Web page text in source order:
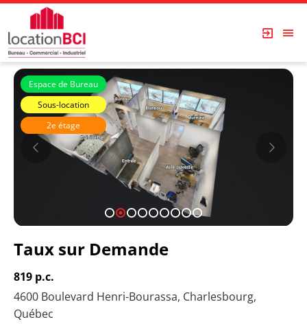
1 2 3 4 5 6 7 8 9
Espace de Bureau
Sous-location
2e étage
Immeubles Simard
Taux sur Demande
819 p.c.
4600 Boulevard Henri-Bourassa, Charlesbourg,
Québec